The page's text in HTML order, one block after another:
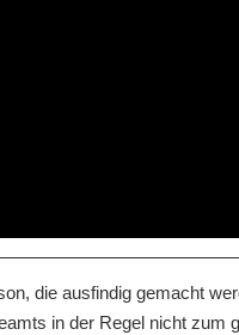
die ausfindig gemacht
in der Regel nicht